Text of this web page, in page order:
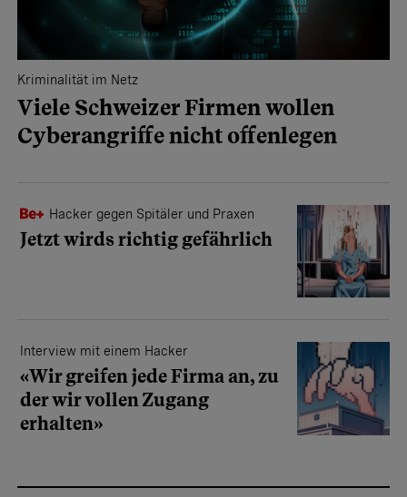
Kriminalität im Netz
Viele Schweizer Firmen wollen
Cyberangriffe nicht offenlegen
Hacker gegen Spitäler und Praxen
Jetzt wirds richtig gefährlich
Interview mit einem Hacker
«Wir greifen jede Firma an, zu
der wir vollen Zugang
erhalten»